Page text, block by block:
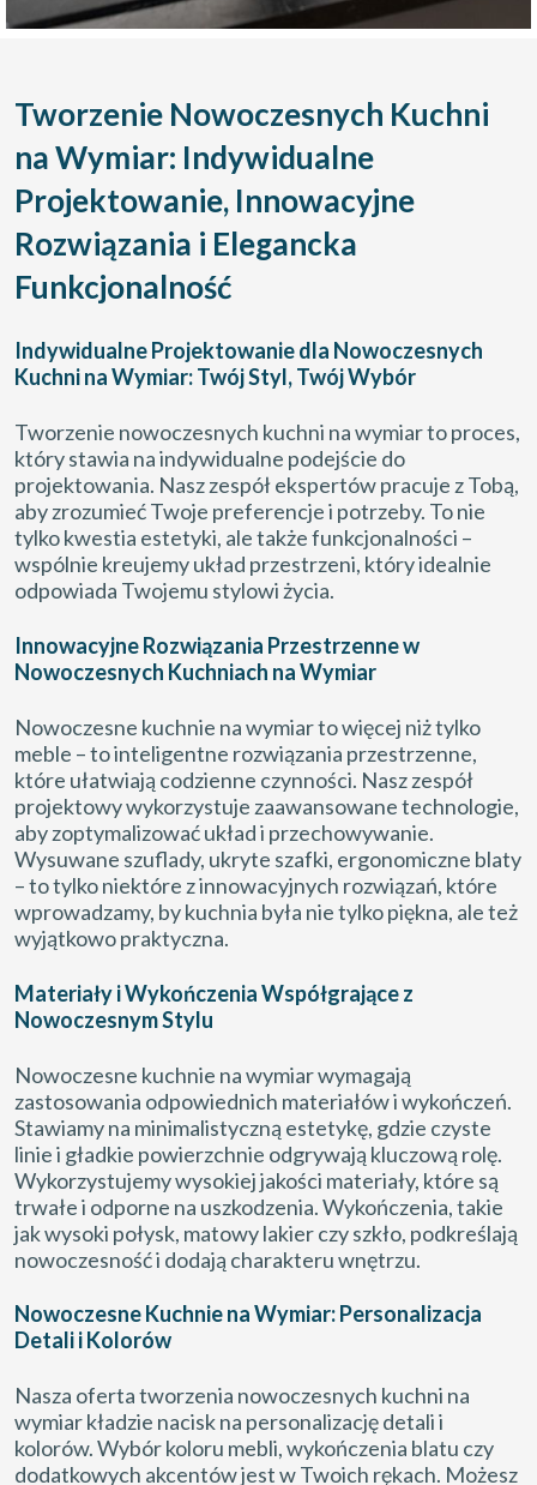
Tworzenie Nowoczesnych Kuchni
na Wymiar: Indywidualne
Projektowanie, Innowacyjne
Rozwiązania i Elegancka
Funkcjonalność
Indywidualne Projektowanie dla Nowoczesnych
Kuchni na Wymiar: Twój Styl, Twój Wybór
Tworzenie nowoczesnych kuchni na wymiar to proces,
który stawia na indywidualne podejście do
projektowania. Nasz zespół ekspertów pracuje z Tobą,
aby zrozumieć Twoje preferencje i potrzeby. To nie
tylko kwestia estetyki, ale także funkcjonalności –
wspólnie kreujemy układ przestrzeni, który idealnie
odpowiada Twojemu stylowi życia.
Innowacyjne Rozwiązania Przestrzenne w
Nowoczesnych Kuchniach na Wymiar
Nowoczesne kuchnie na wymiar to więcej niż tylko
meble – to inteligentne rozwiązania przestrzenne,
które ułatwiają codzienne czynności. Nasz zespół
projektowy wykorzystuje zaawansowane technologie,
aby zoptymalizować układ i przechowywanie.
Wysuwane szuflady, ukryte szafki, ergonomiczne blaty
– to tylko niektóre z innowacyjnych rozwiązań, które
wprowadzamy, by kuchnia była nie tylko piękna, ale też
wyjątkowo praktyczna.
Materiały i Wykończenia Współgrające z
Nowoczesnym Stylu
Nowoczesne kuchnie na wymiar wymagają
zastosowania odpowiednich materiałów i wykończeń.
Stawiamy na minimalistyczną estetykę, gdzie czyste
linie i gładkie powierzchnie odgrywają kluczową rolę.
Wykorzystujemy wysokiej jakości materiały, które są
trwałe i odporne na uszkodzenia. Wykończenia, takie
jak wysoki połysk, matowy lakier czy szkło, podkreślają
nowoczesność i dodają charakteru wnętrzu.
Nowoczesne Kuchnie na Wymiar: Personalizacja
Detali i Kolorów
Nasza oferta tworzenia nowoczesnych kuchni na
wymiar kładzie nacisk na personalizację detali i
kolorów. Wybór koloru mebli, wykończenia blatu czy
dodatkowych akcentów jest w Twoich rękach. Możesz